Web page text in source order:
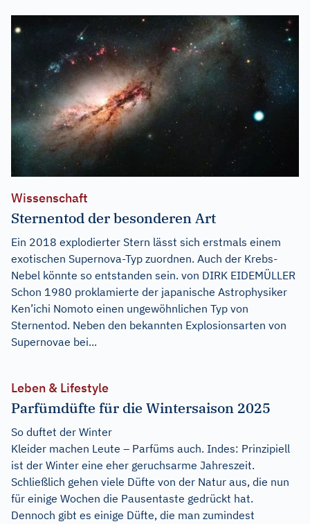
Wissenschaft
Sternentod der besonderen Art
Ein 2018 explodierter Stern lässt sich erstmals einem
exotischen Supernova-Typ zuordnen. Auch der Krebs-
Nebel könnte so entstanden sein. von DIRK EIDEMÜLLER
Schon 1980 proklamierte der japanische Astrophysiker
Ken’ichi Nomoto einen ungewöhnlichen Typ von
Sternentod. Neben den bekannten Explosionsarten von
Supernovae bei...
Leben & Lifestyle
Parfümdüfte für die Wintersaison 2025
So duftet der Winter
Kleider machen Leute – Parfüms auch. Indes: Prinzipiell
ist der Winter eine eher geruchsarme Jahreszeit.
Schließlich gehen viele Düfte von der Natur aus, die nun
für einige Wochen die Pausentaste gedrückt hat.
Dennoch gibt es einige Düfte, die man zumindest